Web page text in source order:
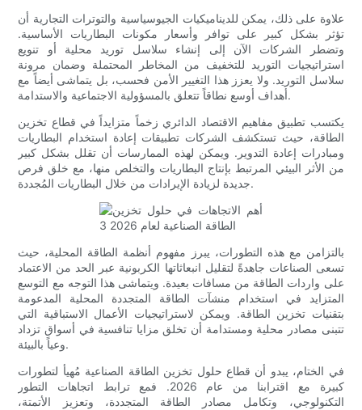
علاوة على ذلك، يمكن للديناميكيات الجيوسياسية والتوترات التجارية أن
تؤثر بشكل كبير على توافر وأسعار مكونات البطاريات الأساسية.
وتضطر الشركات الآن إلى إنشاء سلاسل توريد محلية أو تنويع
استراتيجيات التوريد للتخفيف من المخاطر المحتملة وضمان مرونة
سلاسل التوريد. ولا يعزز هذا التغيير الأمن فحسب، بل يتماشى أيضاً مع
أهداف أوسع نطاقاً تتعلق بالمسؤولية الاجتماعية والاستدامة.
يكتسب تطبيق مفاهيم الاقتصاد الدائري زخماً متزايداً في قطاع تخزين
الطاقة، حيث تستكشف الشركات تطبيقات إعادة استخدام البطاريات
ومبادرات إعادة التدوير. ويمكن لهذه الممارسات أن تقلل بشكل كبير
من الأثر البيئي المرتبط بإنتاج البطاريات والتخلص منها، مع خلق فرص
جديدة لزيادة الإيرادات من خلال البطاريات المُجددة.
بالتزامن مع هذه التطورات، يبرز مفهوم أنظمة الطاقة المحلية، حيث
تسعى الصناعات جاهدةً لتقليل انبعاثاتها الكربونية عبر الحد من الاعتماد
على واردات الطاقة من مسافات بعيدة. ويتماشى هذا التوجه مع التوسع
المتزايد في استخدام منشآت الطاقة المتجددة المحلية المدعومة
بتقنيات تخزين الطاقة. ويمكن لاستراتيجيات الأعمال الاستباقية التي
تتبنى مصادر محلية ومستدامة أن تخلق مزايا تنافسية في أسواق تزداد
وعياً بالبيئة.
في الختام، يبدو أن قطاع حلول تخزين الطاقة الصناعية مُهيأ لتطورات
كبيرة مع اقترابنا من عام 2026. فمع ترابط اتجاهات التطور
التكنولوجي، وتكامل مصادر الطاقة المتجددة، وتعزيز الأتمتة،